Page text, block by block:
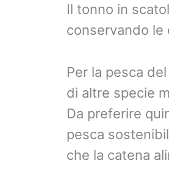
Il tonno in
conservando le
Per la pesca
di altre specie
Da preferire
pesca
che la catena